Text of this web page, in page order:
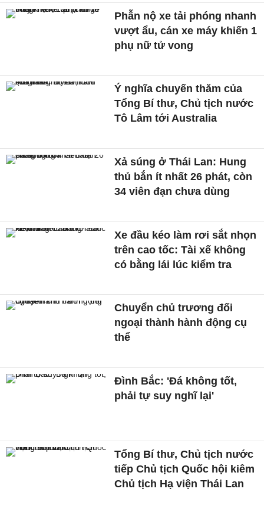
Phẫn nộ xe tải phóng nhanh
vượt ẩu, cán xe máy khiến 1
phụ nữ tử vong
Ý nghĩa chuyến thăm của
Tổng Bí thư, Chủ tịch nước
Tô Lâm tới Australia
Xả súng ở Thái Lan: Hung
thủ bắn ít nhất 26 phát, còn
34 viên đạn chưa dùng
Xe đầu kéo làm rơi sắt nhọn
trên cao tốc: Tài xế không
có bằng lái lúc kiểm tra
Chuyển chủ trương đối
ngoại thành hành động cụ
thể
Đình Bắc: 'Đá không tốt,
phải tự suy nghĩ lại'
Tổng Bí thư, Chủ tịch nước
tiếp Chủ tịch Quốc hội kiêm
Chủ tịch Hạ viện Thái Lan